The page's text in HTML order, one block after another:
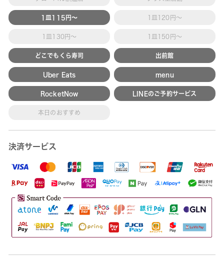
1皿115円～ 1皿120円～
1皿130円～ 1皿150円～
どこでもくら寿司 出前館
Uber Eats menu
RocketNow LINEのご予約サービス
本日のおすすめ
決済サービス